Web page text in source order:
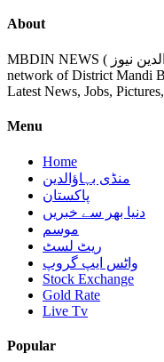
About
MBDIN NEWS ( منڈی بہاؤالدین نیوز ) is the largest media
network of District Mandi
Latest News, Jobs,
Menu
Home
منڈی بہاؤالدین
پاکستان
دنیا بھر سے خبریں
موسم
ریٹ لسٹ
واٹس ایپ گروپ
Stock Exchange
Gold Rate
Live Tv
Popular